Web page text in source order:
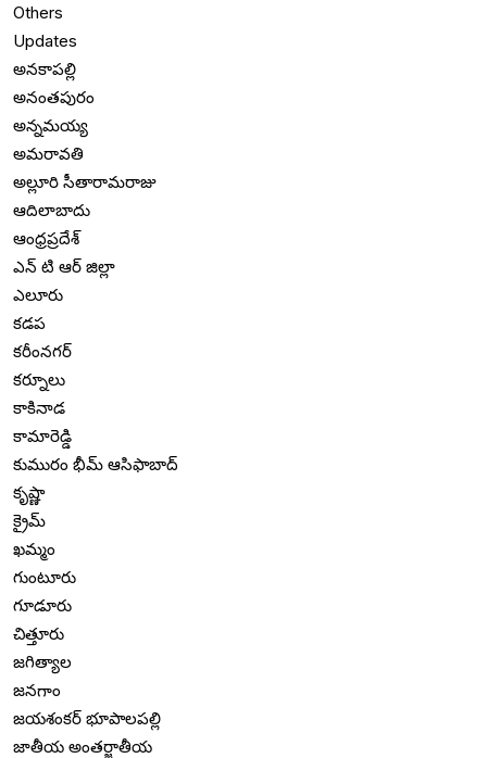
Others
Updates
అనకాపల్లి
అనంతపురం
అన్నమయ్య
అమరావతి
అల్లూరి సీతారామరాజు
ఆదిలాబాదు
ఆంధ్రప్రదేశ్
ఎన్ టి ఆర్ జిల్లా
ఎలూరు
కడప
కరీంనగర్
కర్నూలు
కాకినాడ
కామారెడ్డి
కుమురం భీమ్ ఆసిఫాబాద్
కృష్ణా
క్రైమ్
ఖమ్మం
గుంటూరు
గూడూరు
చిత్తూరు
జగిత్యాల
జనగాం
జయశంకర్ భూపాలపల్లి
జాతీయ అంతర్జాతీయ